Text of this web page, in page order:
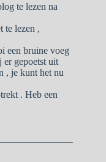
te lezen na
te lezen ,
een bruine voeg
er gepoetst uit
, je kunt het nu
. Heb een